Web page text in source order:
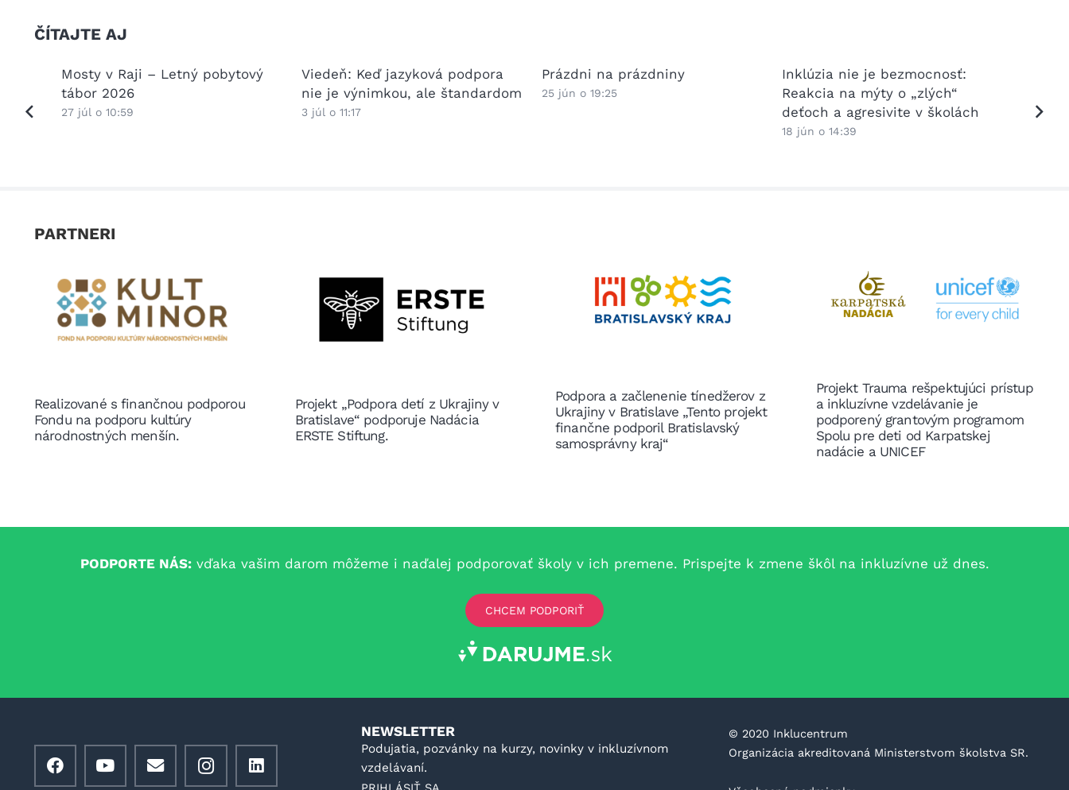
ČÍTAJTE AJ
Mosty v Raji – Letný pobytový
tábor 2026
27 júl o 10:59
Viedeň: Keď jazyková podpora
nie je výnimkou, ale štandardom
3 júl o 11:17
Prázdni na prázdniny
25 jún o 19:25
Inklúzia nie je bezmocnosť:
Reakcia na mýty o „zlých“
deťoch a agresivite v školách
18 jún o 14:39
PARTNERI
Realizované s finančnou podporou
Fondu na podporu kultúry
národnostných menšín.
Projekt „Podpora detí z Ukrajiny v
Bratislave“ podporuje Nadácia
ERSTE Stiftung.
Podpora a začlenenie tínedžerov z
Ukrajiny v Bratislave „Tento projekt
finančne podporil Bratislavský
samosprávny kraj“
Projekt Trauma rešpektujúci prístup
a inkluzívne vzdelávanie je
podporený grantovým programom
Spolu pre deti od Karpatskej
nadácie a UNICEF
PODPORTE NÁS:vďaka vašim darom môžeme i naďalej podporovať školy v ich premene. Prispejte k zmene škôl na inkluzívne už dnes.
CHCEM PODPORIŤ
NEWSLETTER
Podujatia, pozvánky na kurzy, novinky v inkluzívnom
vzdelávaní.
©️ 2020 Inklucentrum
Organizácia akreditovaná Ministerstvom školstva SR.